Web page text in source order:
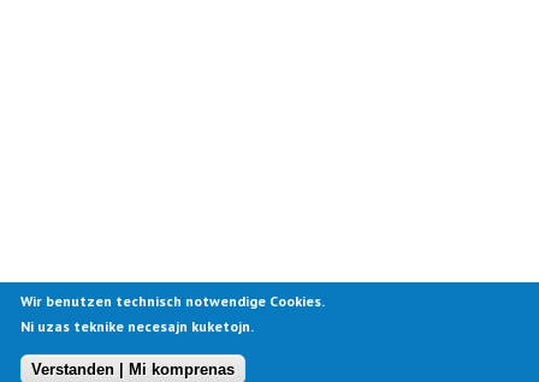
Wir benutzen technisch notwendige Cookies.
Ni uzas teknike necesajn kuketojn.
Verstanden | Mi komprenas